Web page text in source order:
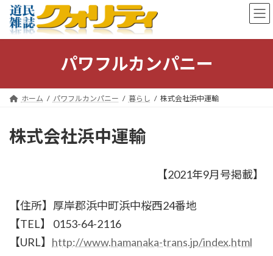
ン
キ
ー
に
パワフルカンパニー
ホーム パワフルカンパニー 暮らし 株式会社浜中運輸
株式会社浜中運輸
【2021年9月号掲載】
【住所】厚岸郡浜中町浜中桜西24番地
【TEL】 0153-64-2116
【URL】 http://www.hamanaka-trans.jp/index.html